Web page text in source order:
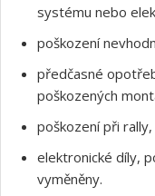
systému nebo
poškození
předčasné
poškozených
poškození při
elektronické díly,
vyměněny.